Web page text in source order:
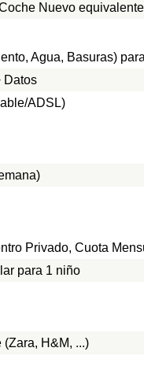
Nuevo
Agua, Basuras)
Datos
ADSL)
Privado, Cuota
para 1 niño
H&M, ...)